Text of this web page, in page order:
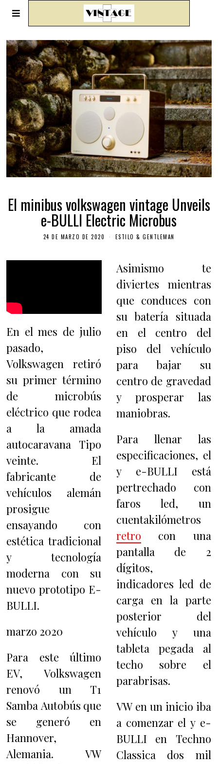
El minibus volkswagen vintage Unveils
e-BULLI Electric Microbus
24 DE MARZO DE 2020 ESTILO & GENTLEMAN
En el mes de julio
pasado,
Volkswagen retiró
su primer término
de microbús
eléctrico que rodea
a la amada
autocaravana Tipo
veinte. El
fabricante de
vehículos alemán
prosigue
ensayando con
estética tradicional
y tecnología
moderna con su
nuevo prototipo E-
BULLI.
marzo 2020
Para este último
EV, Volkswagen
renovó un T1
Samba Autobús que
se generó en
Hannover,
Alemania. VW
Asimismo te
diviertes mientras
que conduces con
su batería situada
en el centro del
piso del vehículo
para bajar su
centro de gravedad
y prosperar las
maniobras.
Para llenar las
especificaciones, el
y e-BULLI está
pertrechado con
faros led, un
cuentakilómetros
retro con una
pantalla de 2
dígitos,
indicadores led de
carga en la parte
posterior del
vehículo y una
tableta pegada al
techo sobre el
parabrisas.
VW en un inicio iba
a comenzar el y e-
BULLI en Techno
Classica dos mil